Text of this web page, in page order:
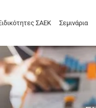
ΣΑΕΚ Σεμινάρια